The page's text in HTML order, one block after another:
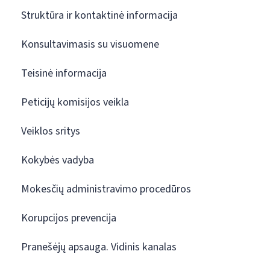
Struktūra ir kontaktinė informacija
Konsultavimasis su visuomene
Teisinė informacija
Peticijų komisijos veikla
Veiklos sritys
Kokybės vadyba
Mokesčių administravimo procedūros
Korupcijos prevencija
Pranešėjų apsauga. Vidinis kanalas